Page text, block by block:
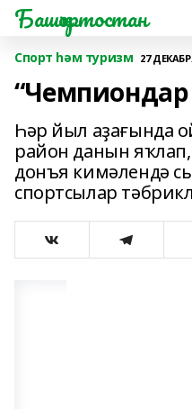
Башҡортостан
Спорт һәм туризм 27
“Чемпиондар
Һәр йыл аҙағында
район данын
донъя кимәлендә
спортсылар